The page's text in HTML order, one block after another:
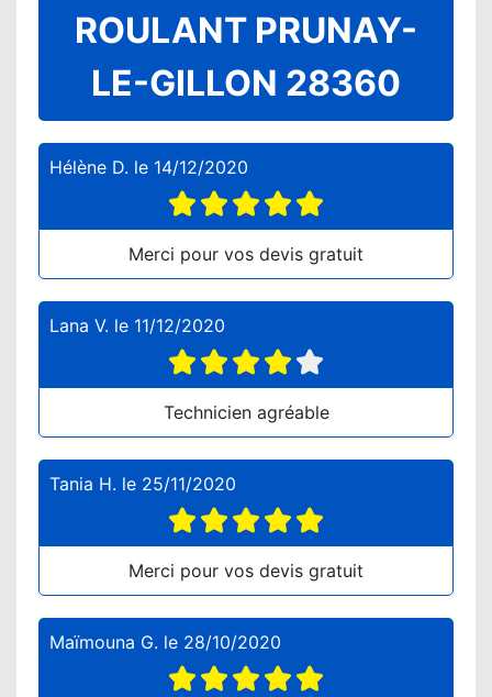
ROULANT PRUNAY-
LE-GILLON 28360
Hélène D. le 14/12/2020
Merci pour vos devis gratuit
Lana V. le 11/12/2020
Technicien agréable
Tania H. le 25/11/2020
Merci pour vos devis gratuit
Maïmouna G. le 28/10/2020